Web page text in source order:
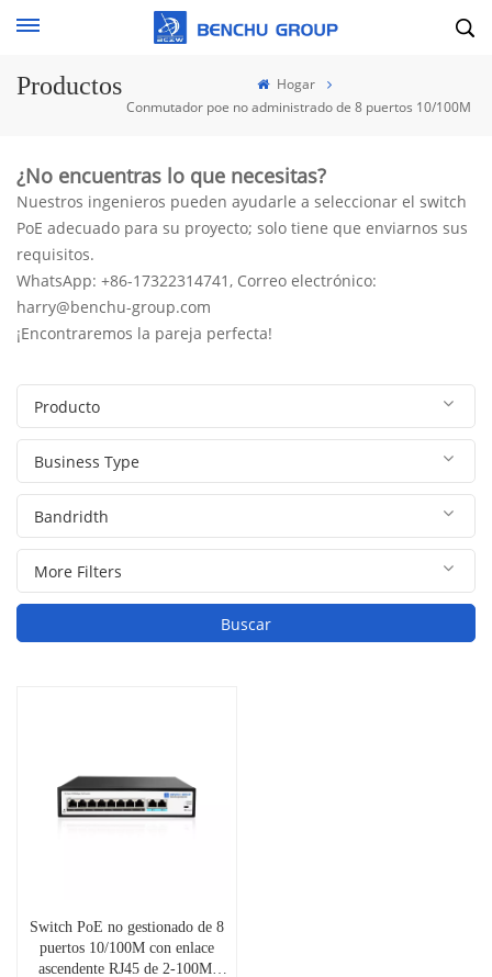
Productos
Hogar
Conmutador poe no administrado de 8 puertos 10/100M
¿No encuentras lo que necesitas?
Nuestros ingenieros pueden ayudarle a seleccionar el switch
PoE adecuado para su proyecto; solo tiene que enviarnos sus
requisitos.
WhatsApp: +86-17322314741, Correo electrónico:
harry@benchu-group.com
¡Encontraremos la pareja perfecta!
Buscar
Switch PoE no gestionado de 8
puertos 10/100M con enlace
ascendente RJ45 de 2-100M,